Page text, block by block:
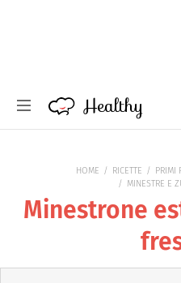
Healthy
Healthy
HOME RICETTE PRIMI
MINESTRE E
Minestrone